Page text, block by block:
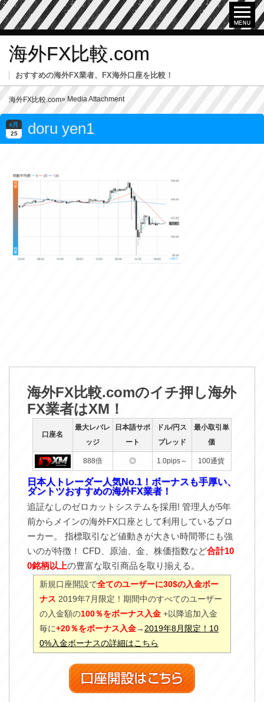
海外FX比較.com
おすすめの海外FX業者、FX海外口座を比較！
海外FX比較.com» Media Attachment
6月
25 doru yen1
海外FX比較.comのイチ押し海外
FX業者はXM！
口座名
最大レバレ
ッジ
日本語サポ
ート
ドル/円ス
プレッド
最小取引単
価
888倍 ◎ 1.0pips～ 100通貨
日本人トレーダー人気No.1！ボーナスも手厚い、
ダントツおすすめの海外FX業者！
追証なしのゼロカットシステムを採用! 管理人が5年
前からメインの海外FX口座として利用しているブロ
ーカー。 指標取引など値動きが大きい時間帯にも強
いのが特徴！ CFD、原油、金、株価指数など合計10
0銘柄以上の豊富な取引商品を取り揃える。
新規口座開設で全てのユーザーに30$の入金ボー
ナス 2019年7月限定！期間中のすべてのユーザー
の入金額の100％をボーナス入金 +以降追加入金
毎に+20％をボーナス入金→ 2019年8月限定！10
0%入金ボーナスの詳細はこちら